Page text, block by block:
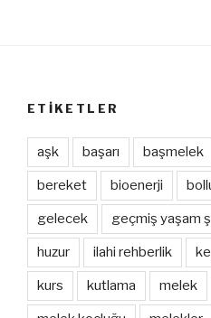
ETIKETLER
aşk başarı başmelek
bereket bioenerji
gelecek geçmiş yaşam
huzur ilahi rehberlik
kurs kutlama melek